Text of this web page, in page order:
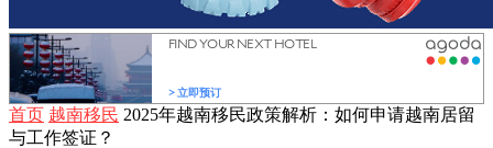
首页 越南移民 2025年越南移民政策解析：如何申请越南居留
与工作签证？